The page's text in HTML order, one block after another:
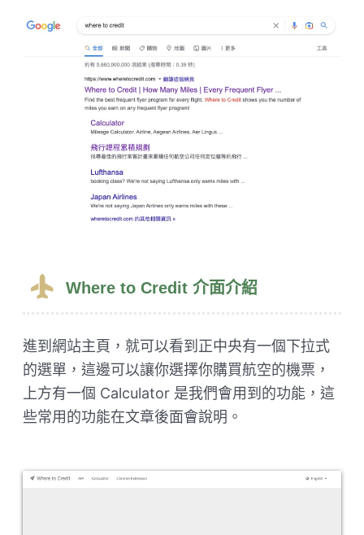
Where to Credit 介面介紹
進到網站主頁，就可以看到正中央有一個下拉式
的選單，這邊可以讓你選擇你購買航空的機票，
上方有一個 Calculator 是我們會用到的功能，這
些常用的功能在文章後面會說明。